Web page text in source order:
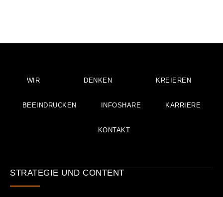
WIR DENKEN KREIEREN
BEEINDRUCKEN INFOSHARE KARRIERE
KONTAKT
STRATEGIE UND CONTENT